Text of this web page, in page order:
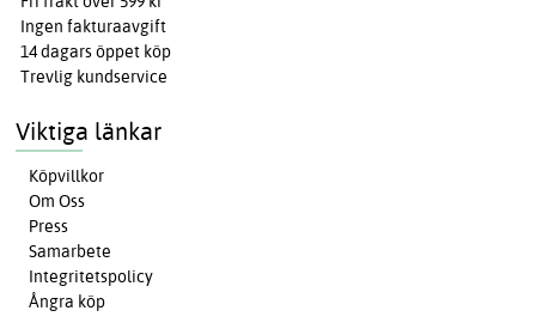
Ingen fakturaavgift
14 dagars öppet köp
Trevlig kundservice
Viktiga länkar
Köpvillkor
Om Oss
Press
Samarbete
Integritetspolicy
Ångra köp